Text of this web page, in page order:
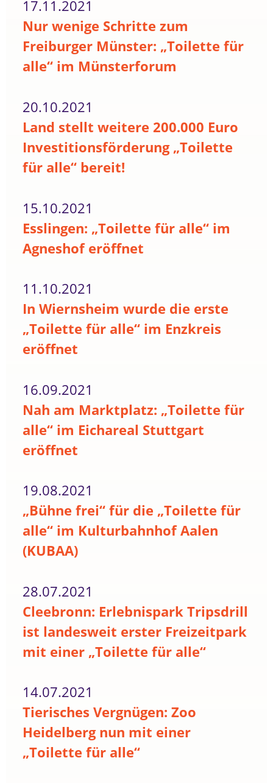
17.11.2021
Nur wenige Schritte zum
Freiburger Münster: „Toilette für
alle“ im Münsterforum
20.10.2021
Land stellt weitere 200.000 Euro
Investitionsförderung „Toilette
für alle“ bereit!
15.10.2021
Esslingen: „Toilette für alle“ im
Agneshof eröffnet
11.10.2021
In Wiernsheim wurde die erste
„Toilette für alle“ im Enzkreis
eröffnet
16.09.2021
Nah am Marktplatz: „Toilette für
alle“ im Eichareal Stuttgart
eröffnet
19.08.2021
„Bühne frei“ für die „Toilette für
alle“ im Kulturbahnhof Aalen
(KUBAA)
28.07.2021
Cleebronn: Erlebnispark Tripsdrill
ist landesweit erster Freizeitpark
mit einer „Toilette für alle“
14.07.2021
Tierisches Vergnügen: Zoo
Heidelberg nun mit einer
„Toilette für alle“